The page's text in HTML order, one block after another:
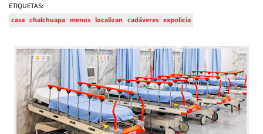
ETIQUETAS:
casa chalchuapa menos localizan cadáveres expolicia